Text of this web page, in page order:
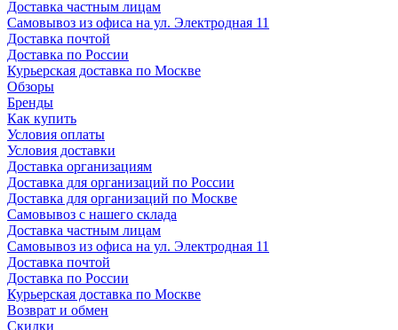
Доставка частным лицам
Самовывоз из офиса на ул. Электродная 11
Доставка почтой
Доставка по России
Курьерская доставка по Москве
Обзоры
Бренды
Как купить
Условия оплаты
Условия доставки
Доставка организациям
Доставка для организаций по России
Доставка для организаций по Москве
Самовывоз с нашего склада
Доставка частным лицам
Самовывоз из офиса на ул. Электродная 11
Доставка почтой
Доставка по России
Курьерская доставка по Москве
Возврат и обмен
Скидки